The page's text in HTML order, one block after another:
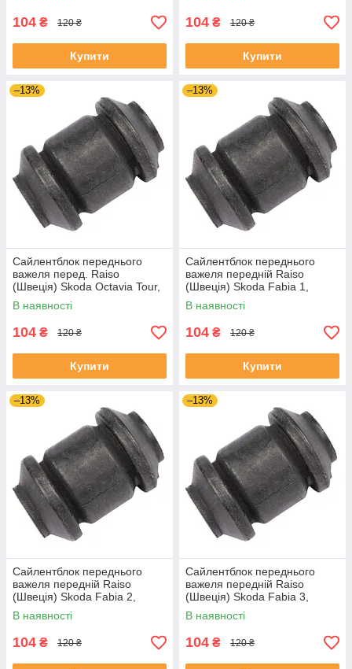
104 ₴ 120 ₴
Купити
104 ₴ 120 ₴
Купити
–13%
Сайлентблок переднього
важеля перед. Raiso
(Швеція) Skoda Octavia Tour,
Октавія Тур 96- #RL-1J0182V
UAJOTLS4
В наявності
104 ₴ 120 ₴
Купити
–13%
Сайлентблок переднього
важеля передній Raiso
(Швеція) Skoda Fabia 1,
Шкода Фабія 1 99-08 #RL-
1J0182V UAXPUCH4
В наявності
104 ₴ 120 ₴
Купити
–13%
Сайлентблок переднього
важеля передній Raiso
(Швеція) Skoda Fabia 2,
Шкода Фабія 2 06-14 #RL-
1J0182V UADIKZU4
В наявності
104 ₴ 120 ₴
–13%
Сайлентблок переднього
важеля передній Raiso
(Швеція) Skoda Fabia 3,
Шкода Фабія 3 14-21 #RL-
1J0182V UATXDAZ4
В наявності
104 ₴ 120 ₴